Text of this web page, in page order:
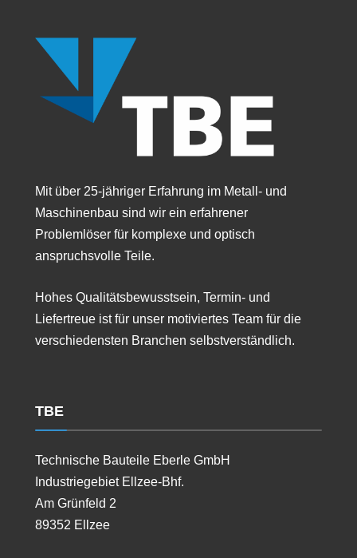
Mit über 25-jähriger Erfahrung im Metall- und
Maschinenbau sind wir ein erfahrener
Problemlöser für komplexe und optisch
anspruchsvolle Teile.
Hohes Qualitätsbewusstsein, Termin- und
Liefertreue ist für unser motiviertes Team für die
verschiedensten Branchen selbstverständlich.
TBE
Technische Bauteile Eberle GmbH
Industriegebiet Ellzee-Bhf.
Am Grünfeld 2
89352 Ellzee